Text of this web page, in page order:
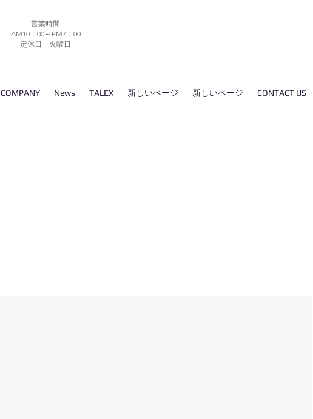
営業時間
AM10：00～PM7：00
​定休日 火曜日
COMPANY News TALEX 新しいページ 新しいページ CONTACT US